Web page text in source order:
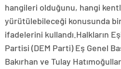
hangileri olduğunu, hangi
yürütülebileceği konusunda
ifadelerini kullandı.Halkların
Partisi (DEM Parti) Eş Genel
Bakırhan ve Tulay